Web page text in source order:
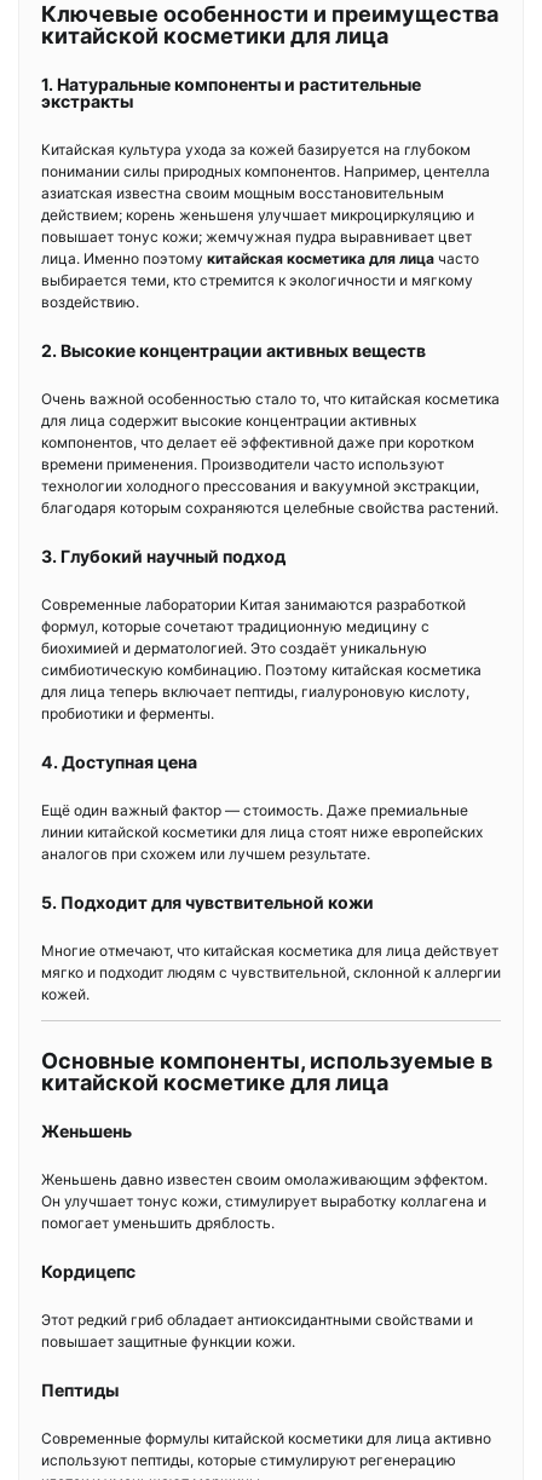
Ключевые особенности и преимущества
китайской косметики для лица
1. Натуральные компоненты и растительные
экстракты
Китайская культура ухода за кожей базируется на глубоком
понимании силы природных компонентов. Например, центелла
азиатская известна своим мощным восстановительным
действием; корень женьшеня улучшает микроциркуляцию и
повышает тонус кожи; жемчужная пудра выравнивает цвет
лица. Именно поэтому китайская косметика для лица часто
выбирается теми, кто стремится к экологичности и мягкому
воздействию.
2. Высокие концентрации активных веществ
Очень важной особенностью стало то, что китайская косметика
для лица содержит высокие концентрации активных
компонентов, что делает её эффективной даже при коротком
времени применения. Производители часто используют
технологии холодного прессования и вакуумной экстракции,
благодаря которым сохраняются целебные свойства растений.
3. Глубокий научный подход
Современные лаборатории Китая занимаются разработкой
формул, которые сочетают традиционную медицину с
биохимией и дерматологией. Это создаёт уникальную
симбиотическую комбинацию. Поэтому китайская косметика
для лица теперь включает пептиды, гиалуроновую кислоту,
пробиотики и ферменты.
4. Доступная цена
Ещё один важный фактор — стоимость. Даже премиальные
линии китайской косметики для лица стоят ниже европейских
аналогов при схожем или лучшем результате.
5. Подходит для чувствительной кожи
Многие отмечают, что китайская косметика для лица действует
мягко и подходит людям с чувствительной, склонной к аллергии
кожей.
Основные компоненты, используемые в
китайской косметике для лица
Женьшень
Женьшень давно известен своим омолаживающим эффектом.
Он улучшает тонус кожи, стимулирует выработку коллагена и
помогает уменьшить дряблость.
Кордицепс
Этот редкий гриб обладает антиоксидантными свойствами и
повышает защитные функции кожи.
Пептиды
Современные формулы китайской косметики для лица активно
используют пептиды, которые стимулируют регенерацию